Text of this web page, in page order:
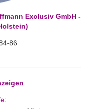
Exclusiv GmbH -
86